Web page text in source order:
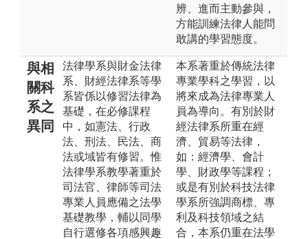
辨、進而主動參與，
方能訓練法律人能問
敢講的學習態度。
與相
關科
系之
異同
法律學系與財金法律
系、財經法律系等學
系皆係以修習法律為
基礎，在必修課程
中，如憲法、行政
法、刑法、民法、商
法或域皆有修習。惟
法律學系教學著重於
司法官、律師等司法
專業人員應備之法學
基礎教學，輔以同學
自行選修各項感興趣
本系著重於傳統法律
專業學科之學習，以
將來成為法律專業人
員為導向。有別於財
經法律系所重在經
濟、貿易等法律，
如：經濟學、會計
學、財政學等課程；
或是有別於科技法律
學系所強調商標、專
利及科技領域之結
合，本系仍重在法學